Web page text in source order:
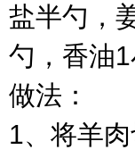
盐半勺，
勺，香油
做法：
1、将羊